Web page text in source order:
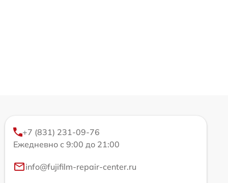
+7 (831) 231-09-76
Ежедневно с 9:00 до 21:00
info@fujifilm-repair-center.ru